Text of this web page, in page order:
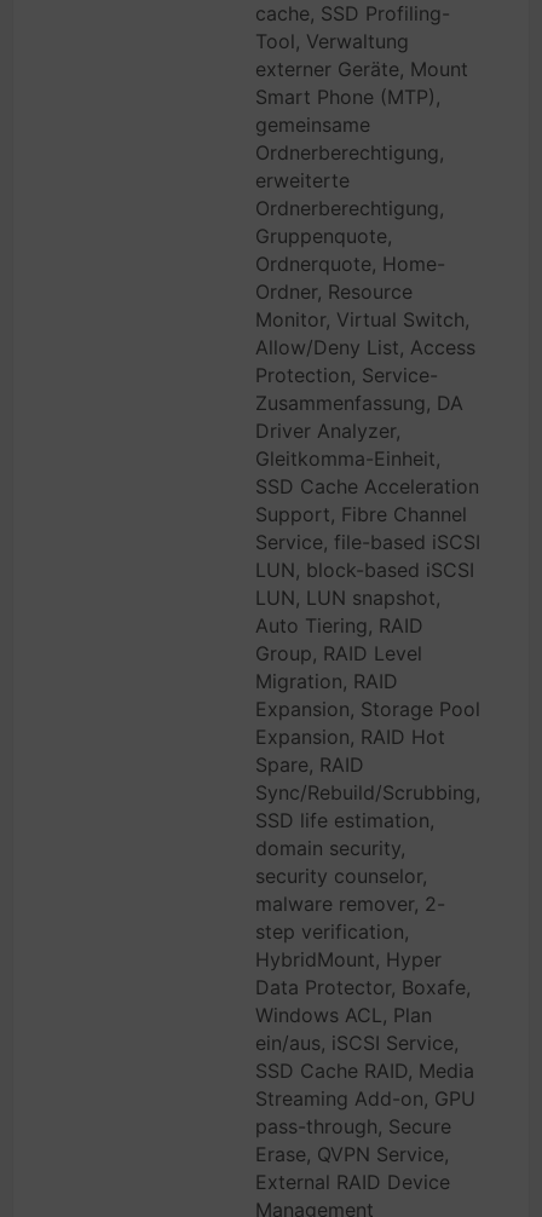
cache, SSD Profiling-
Tool, Verwaltung
externer Geräte, Mount
Smart Phone (MTP),
gemeinsame
Ordnerberechtigung,
erweiterte
Ordnerberechtigung,
Gruppenquote,
Ordnerquote, Home-
Ordner, Resource
Monitor, Virtual Switch,
Allow/Deny List, Access
Protection, Service-
Zusammenfassung, DA
Driver Analyzer,
Gleitkomma-Einheit,
SSD Cache Acceleration
Support, Fibre Channel
Service, file-based iSCSI
LUN, block-based iSCSI
LUN, LUN snapshot,
Auto Tiering, RAID
Group, RAID Level
Migration, RAID
Expansion, Storage Pool
Expansion, RAID Hot
Spare, RAID
Sync/Rebuild/Scrubbing,
SSD life estimation,
domain security,
security counselor,
malware remover, 2-
step verification,
HybridMount, Hyper
Data Protector, Boxafe,
Windows ACL, Plan
ein/aus, iSCSI Service,
SSD Cache RAID, Media
Streaming Add-on, GPU
pass-through, Secure
Erase, QVPN Service,
External RAID Device
Management